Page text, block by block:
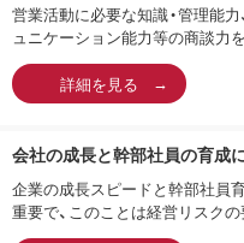
営業活動に必要な知識・管理能力
ュニケーション能力等の商談力
詳細を見る
会社の成長と幹部社員の育成
企業の成長スピードと幹部社員
重要で、このことは経営リスク